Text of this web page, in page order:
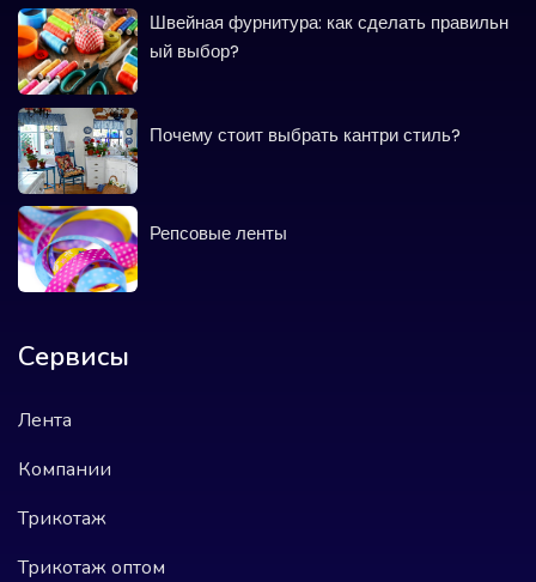
Швейная фурнитура: как сделать правильн
ый выбор?
Почему стоит выбрать кантри стиль?
Репсовые ленты
Сервисы
Лента
Компании
Трикотаж
Трикотаж оптом